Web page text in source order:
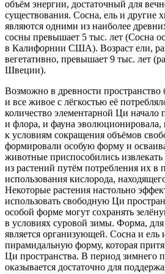
объём энергии, достаточный для
существования. Сосна, ель и другие
являются одними из наиболее
сосны превышает 5 тыс. лет (Сосна
в Калифорнии США). Возраст ели,
вегетативно, превышает 9 тыс. лет
Швеции).
Возможно в древности
и все живое с лёгкостью её
количество элементарной Ци начало
и флора, и фауна эволюционировала,
к условиям сокращения объёмов
формировали особую форму и
животные приспособились
из растений путём потребления их
использования кислорода,
Некоторые растения настольно
использовать свободную Ци
особой форме могут сохранять
в условиях суровой зимы. Форма,
является организующей. Сосна и
пирамидальную форму, которая
Ци пространства. В период зимнего
оказывается достаточно для